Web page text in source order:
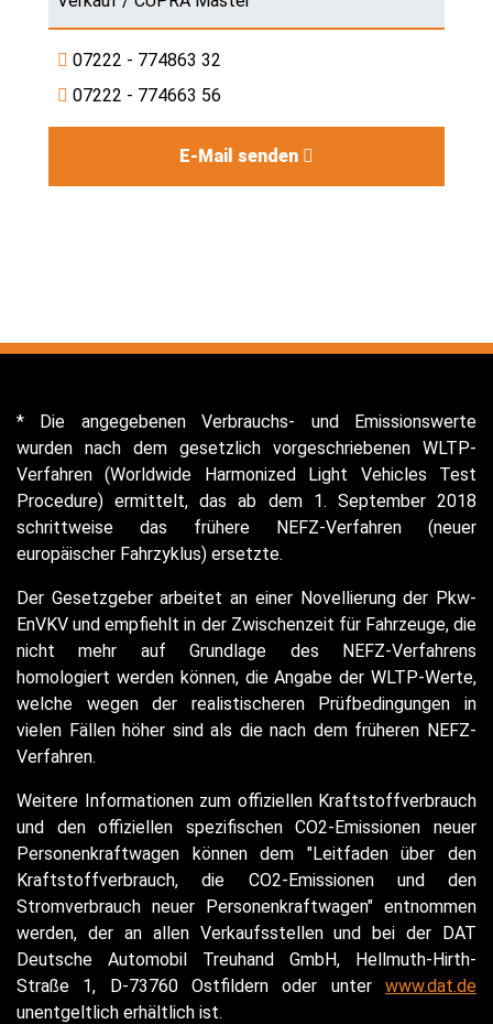
07222 - 774863 32
07222 - 774663 56
E-Mail senden
* Die angegebenen Verbrauchs- und Emissionswerte
wurden nach dem gesetzlich vorgeschriebenen WLTP-
Verfahren (Worldwide Harmonized Light Vehicles Test
Procedure) ermittelt, das ab dem 1. September 2018
schrittweise das frühere NEFZ-Verfahren (neuer
europäischer Fahrzyklus) ersetzte.
Der Gesetzgeber arbeitet an einer Novellierung der Pkw-
EnVKV und empfiehlt in der Zwischenzeit für Fahrzeuge, die
nicht mehr auf Grundlage des NEFZ-Verfahrens
homologiert werden können, die Angabe der WLTP-Werte,
welche wegen der realistischeren Prüfbedingungen in
vielen Fällen höher sind als die nach dem früheren NEFZ-
Verfahren.
Weitere Informationen zum offiziellen Kraftstoffverbrauch
und den offiziellen spezifischen CO2-Emissionen neuer
Personenkraftwagen können dem "Leitfaden über den
Kraftstoffverbrauch, die CO2-Emissionen und den
Stromverbrauch neuer Personenkraftwagen" entnommen
werden, der an allen Verkaufsstellen und bei der DAT
Deutsche Automobil Treuhand GmbH, Hellmuth-Hirth-
Straße 1, D-73760 Ostfildern oder unter www.dat.de
unentgeltlich erhältlich ist.